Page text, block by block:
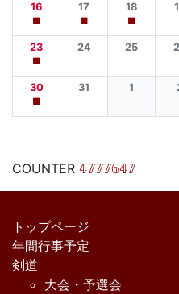
16
■
17
■
18
■
23
■
24 25
30
■
31 1
COUNTER 𝟜𝟟𝟟𝟟𝟞𝟜𝟟
トップページ
年間行事予定
剣道
大会・予選会